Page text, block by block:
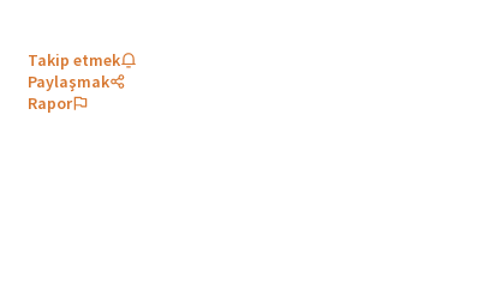
Takip etmek
Paylaşmak
Rapor